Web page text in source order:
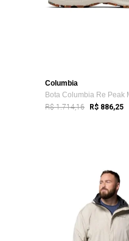
Columbia
R$ 1.714,16 R$ 886,25